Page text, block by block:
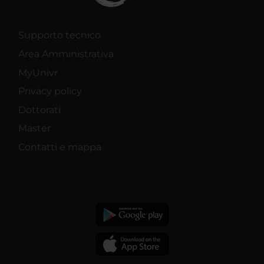
Supporto tecnico
Area Amministrativa
MyUnivr
Privacy policy
Dottorati
Master
Contatti e mappa